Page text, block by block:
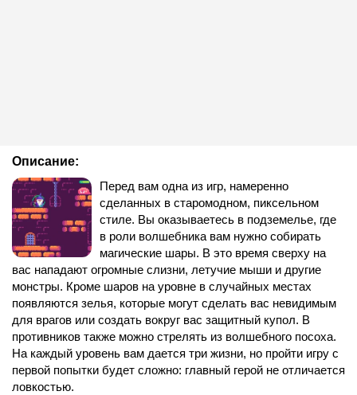
Описание:
Перед вам одна из игр, намеренно
сделанных в старомодном, пиксельном
стиле. Вы оказываетесь в подземелье, где
в роли волшебника вам нужно собирать
магические шары. В это время сверху на
вас нападают огромные слизни, летучие мыши и другие
монстры. Кроме шаров на уровне в случайных местах
появляются зелья, которые могут сделать вас невидимым
для врагов или создать вокруг вас защитный купол. В
противников также можно стрелять из волшебного посоха.
На каждый уровень вам дается три жизни, но пройти игру с
первой попытки будет сложно: главный герой не отличается
ловкостью.